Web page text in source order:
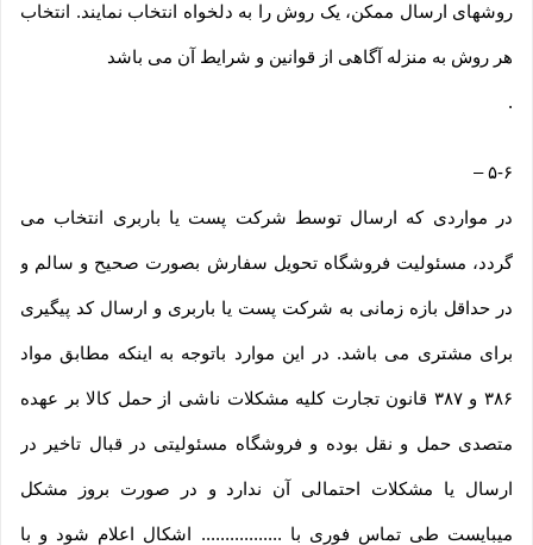
روشهای ارسال ممکن، یک روش را به دلخواه انتخاب نمایند. انتخاب
هر روش به منزله آگاهی از قوانین و شرایط آن می باشد
.
۵-۶–
در مواردی که ارسال توسط شرکت پست یا باربری انتخاب می
گردد، مسئولیت فروشگاه تحویل سفارش بصورت صحیح و سالم و
در حداقل بازه زمانی به شرکت پست یا باربری و ارسال کد پیگیری
برای مشتری می باشد. در این موارد باتوجه به اینکه مطابق مواد
۳۸۶ و ۳۸۷ قانون تجارت کلیه مشکلات ناشی از حمل کالا بر عهده
متصدی حمل و نقل بوده و فروشگاه مسئولیتی در قبال تاخیر در
ارسال یا مشکلات احتمالی آن ندارد و در صورت بروز مشکل
میبایست طی تماس فوری با ................. اشکال اعلام شود و با